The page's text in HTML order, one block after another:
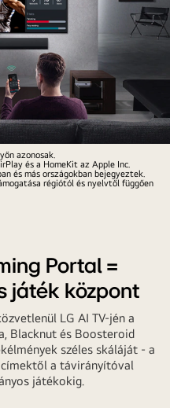
azonosak.
és a HomeKit az Apple Inc.
és más országokban bejegyeztek.
régiótól és nyelvtől függően
Portal =
játék központ
LG AI TV-jén a
Blacknut és Boosteroid
széles skáláját - a
a távirányítóval
játékokig.